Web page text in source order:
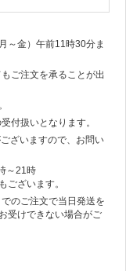
～金）午前11時30分ま
ご注文を承ることが出
付扱いとなります。
ざいますので、お問い
～21時
ざいます。
のご注文で当日発送を
受けできない場合がご